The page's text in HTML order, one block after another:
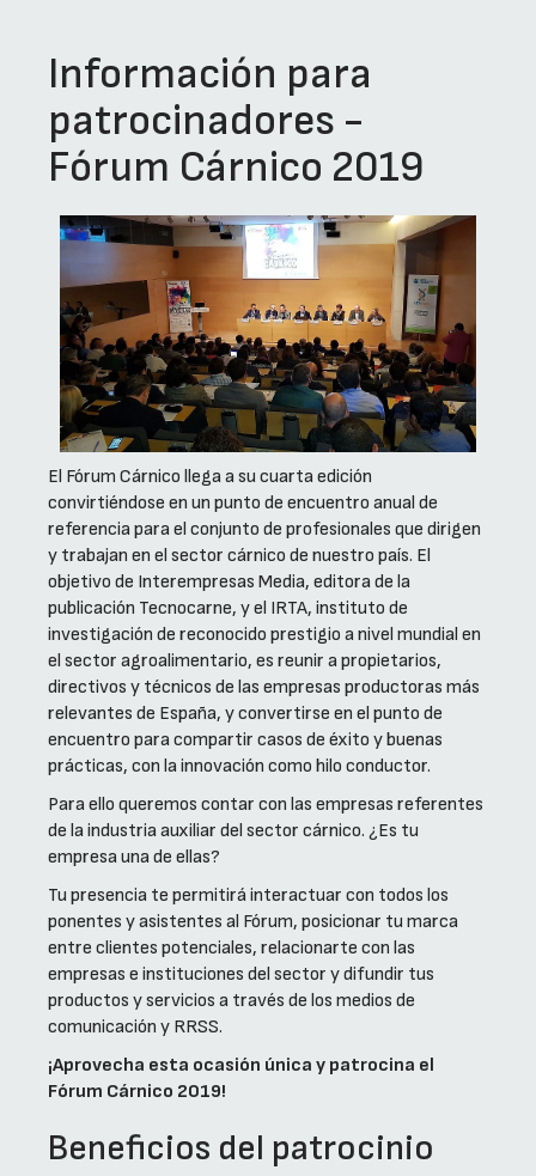
Información para
patrocinadores -
Fórum Cárnico 2019
El Fórum Cárnico llega a su cuarta edición
convirtiéndose en un punto de encuentro anual de
referencia para el conjunto de profesionales que dirigen
y trabajan en el sector cárnico de nuestro país. El
objetivo de Interempresas Media, editora de la
publicación Tecnocarne, y el IRTA, instituto de
investigación de reconocido prestigio a nivel mundial en
el sector agroalimentario, es reunir a propietarios,
directivos y técnicos de las empresas productoras más
relevantes de España, y convertirse en el punto de
encuentro para compartir casos de éxito y buenas
prácticas, con la innovación como hilo conductor.
Para ello queremos contar con las empresas referentes
de la industria auxiliar del sector cárnico. ¿Es tu
empresa una de ellas?
Tu presencia te permitirá interactuar con todos los
ponentes y asistentes al Fórum, posicionar tu marca
entre clientes potenciales, relacionarte con las
empresas e instituciones del sector y difundir tus
productos y servicios a través de los medios de
comunicación y RRSS.
¡Aprovecha esta ocasión única y patrocina el
Fórum Cárnico 2019!
Beneficios del patrocinio